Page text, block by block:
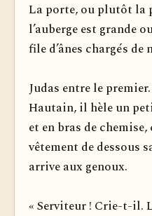
La porte, ou plutôt la
l’auberge est grande
file d’ânes chargés de
Judas entre le
Hautain, il hèle un
et en bras de
vêtement de dessous
arrive aux genoux.
« Serviteur ! Crie-t-il.